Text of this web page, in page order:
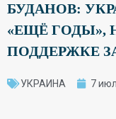
БУДАНОВ:
«ЕЩЁ ГОДЫ»,
ПОДДЕРЖКЕ
УКРАИНА 7